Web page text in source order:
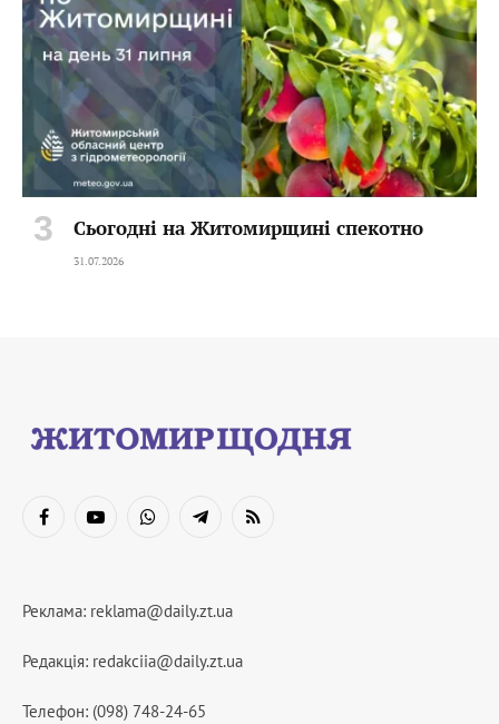
Сьогодні на Житомирщині спекотно
31.07.2026
FacebookYouTubeWhatsAppTelegramRSS
Реклама: reklama@daily.zt.ua
Редакція: redakciia@daily.zt.ua
Телефон: (098) 748-24-65